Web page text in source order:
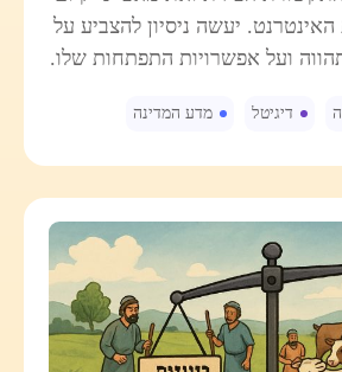
יעשה ניסיון להצביע על
ועל אפשרויות התפתחות שלו.
דיגיטל מדע המדינה